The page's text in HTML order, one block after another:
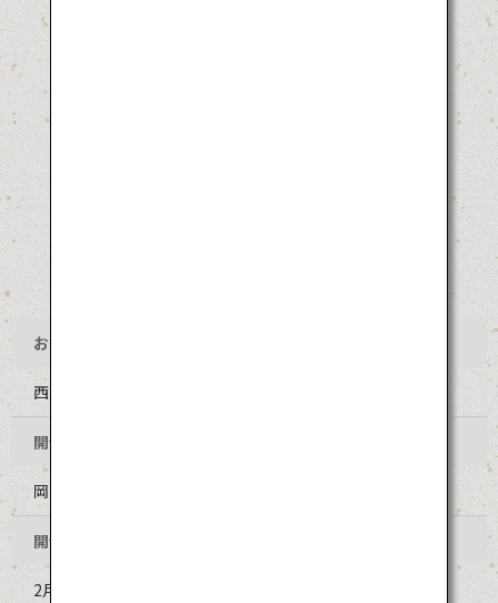
お祭り名
西大寺会陽（さいだいじ えよう）
開催地
岡山県岡山市東区 西大寺
開催時期
2月中旬